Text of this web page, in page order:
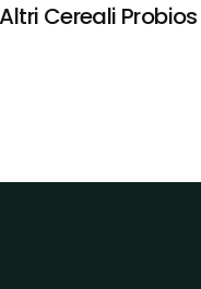
Cereali